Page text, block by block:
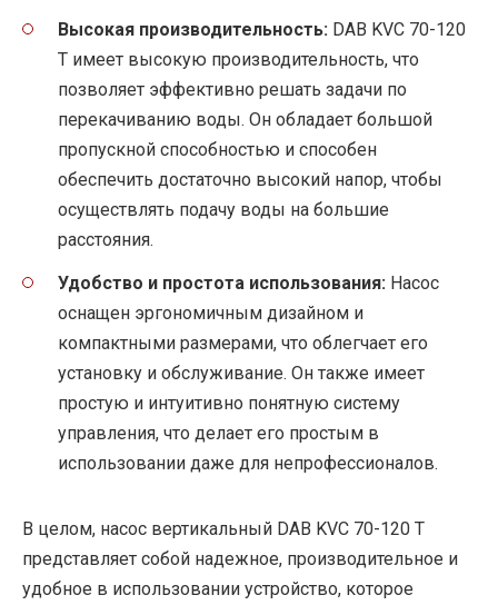
Высокая производительность: DAB KVC 70-120
T имеет высокую производительность, что
позволяет эффективно решать задачи по
перекачиванию воды. Он обладает большой
пропускной способностью и способен
обеспечить достаточно высокий напор, чтобы
осуществлять подачу воды на большие
расстояния.
Удобство и простота использования: Насос
оснащен эргономичным дизайном и
компактными размерами, что облегчает его
установку и обслуживание. Он также имеет
простую и интуитивно понятную систему
управления, что делает его простым в
использовании даже для непрофессионалов.
В целом, насос вертикальный DAB KVC 70-120 T
представляет собой надежное, производительное и
удобное в использовании устройство, которое